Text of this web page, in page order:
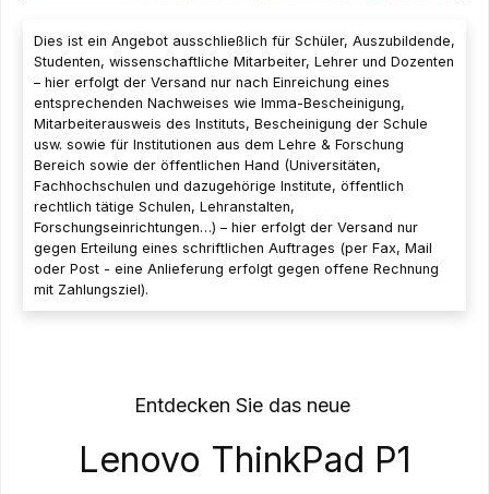
Dies ist ein Angebot ausschließlich für Schüler, Auszubildende,
Studenten, wissenschaftliche Mitarbeiter, Lehrer und Dozenten
– hier erfolgt der Versand nur nach Einreichung eines
entsprechenden Nachweises wie Imma-Bescheinigung,
Mitarbeiterausweis des Instituts, Bescheinigung der Schule
usw. sowie für Institutionen aus dem Lehre & Forschung
Bereich sowie der öffentlichen Hand (Universitäten,
Fachhochschulen und dazugehörige Institute, öffentlich
rechtlich tätige Schulen, Lehranstalten,
Forschungseinrichtungen…) – hier erfolgt der Versand nur
gegen Erteilung eines schriftlichen Auftrages (per Fax, Mail
oder Post - eine Anlieferung erfolgt gegen offene Rechnung
mit Zahlungsziel).
Entdecken Sie das neue
Lenovo ThinkPad P1